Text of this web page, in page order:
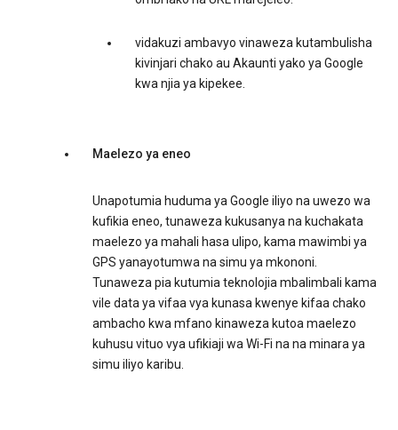
vidakuzi ambavyo vinaweza kutambulisha
kivinjari chako au Akaunti yako ya Google
kwa njia ya kipekee.
Maelezo ya eneo
Unapotumia huduma ya Google iliyo na uwezo wa
kufikia eneo, tunaweza kukusanya na kuchakata
maelezo ya mahali hasa ulipo, kama mawimbi ya
GPS yanayotumwa na simu ya mkononi.
Tunaweza pia kutumia teknolojia mbalimbali kama
vile data ya vifaa vya kunasa kwenye kifaa chako
ambacho kwa mfano kinaweza kutoa maelezo
kuhusu vituo vya ufikiaji wa Wi-Fi na na minara ya
simu iliyo karibu.